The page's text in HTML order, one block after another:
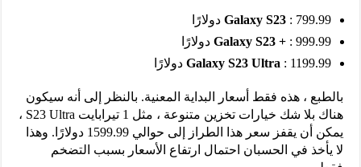
Galaxy S23 : 799.99 دولارًا
Galaxy S23 + : 999.99 دولارًا
Galaxy S23 Ultra : 1199.99 دولارًا
بالطبع ، هذه فقط أسعار البداية المعنية. بالنظر إلى أنه سيكون
هناك بلا شك خيارات تخزين متنوعة ، مثل 1 تيرابايت S23 Ultra ،
يمكن أن يقفز سعر هذا الطراز إلى حوالي 1599.99 دولارًا. وهذا
لا يأخذ في الحسبان احتمال ارتفاع الأسعار بسبب التضخم